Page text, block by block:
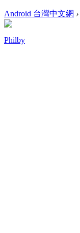
Android 台灣中文網 ›
Philby